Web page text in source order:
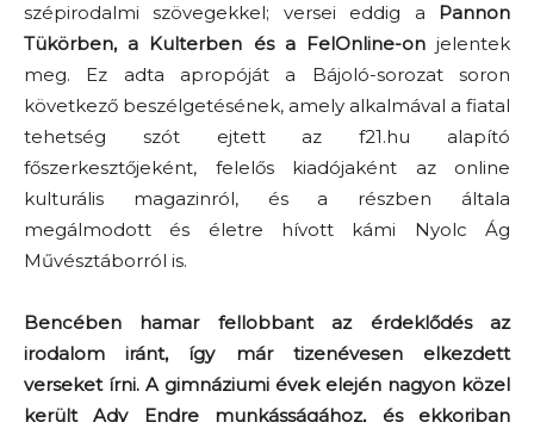
szépirodalmi szövegekkel; versei eddig a Pannon
Tükörben, a Kulterben és a FelOnline-onjelentek
meg. Ez adta apropóját a Bájoló-sorozat soron
következő beszélgetésének, amely alkalmával a fiatal
tehetség szót ejtett az f21.hu alapító
főszerkesztőjeként, felelős kiadójaként az online
kulturális magazinról, és a részben általa
megálmodott és életre hívott kámi Nyolc Ág
Művésztáborról is.
Bencében hamar fellobbant az érdeklődés az
irodalom iránt, így már tizenévesen elkezdett
verseket írni. A gimnáziumi évek elején nagyon közel
került Ady Endre munkásságához, és ekkoriban